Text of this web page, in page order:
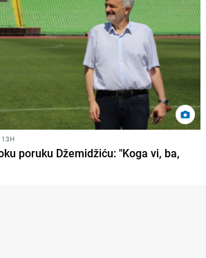
13H
poruku Džemidžiću: "Koga vi, ba,